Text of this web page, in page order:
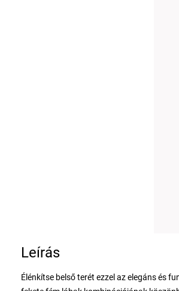
Leírás
Élénkítse belső terét ezzel az elegáns és